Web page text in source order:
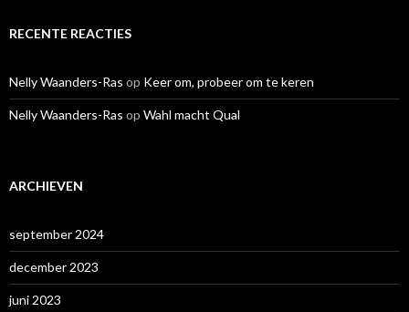
RECENTE REACTIES
Nelly Waanders-Ras op Keer om, probeer om te keren
Nelly Waanders-Ras op Wahl macht Qual
ARCHIEVEN
september 2024
december 2023
juni 2023